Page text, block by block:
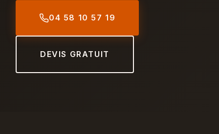
04 58 10 57 19
DEVIS GRATUIT